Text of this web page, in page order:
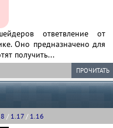
ответвление от
Оно предназначено для
получить...
ПРОЧИТАТЬ
/ 1.17 / 1.16